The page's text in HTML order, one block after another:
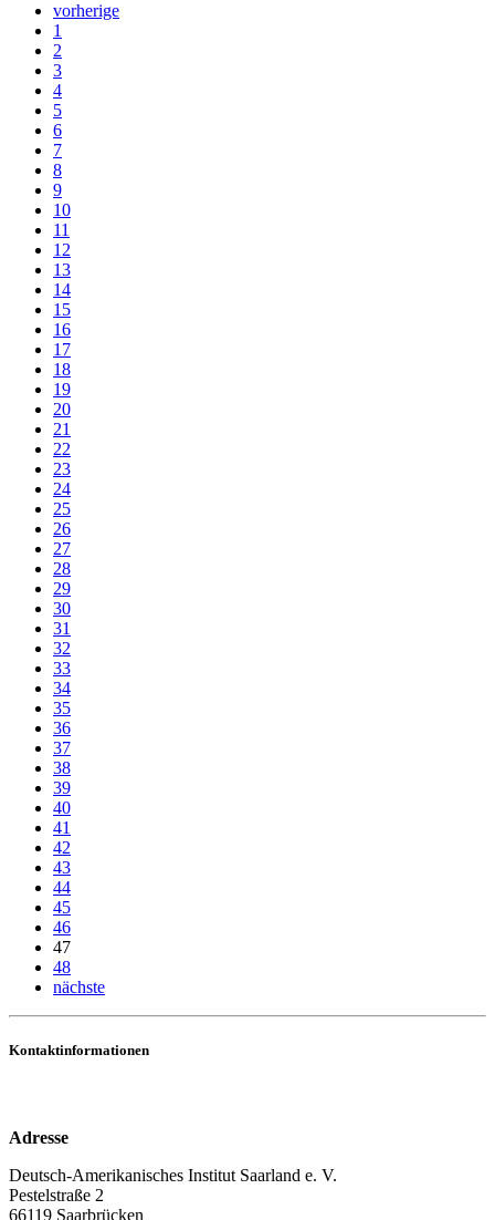
vorherige
1
2
3
4
5
6
7
8
9
10
11
12
13
14
15
16
17
18
19
20
21
22
23
24
25
26
27
28
29
30
31
32
33
34
35
36
37
38
39
40
41
42
43
44
45
46
47
48
nächste
Kontaktinformationen
Adresse
Deutsch-Amerikanisches Institut Saarland e. V.
Pestelstraße 2
66119 Saarbrücken